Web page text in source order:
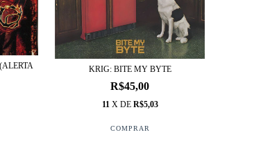
KRIG: BITE MY BYTE
R$45,00
11 X DE R$5,03